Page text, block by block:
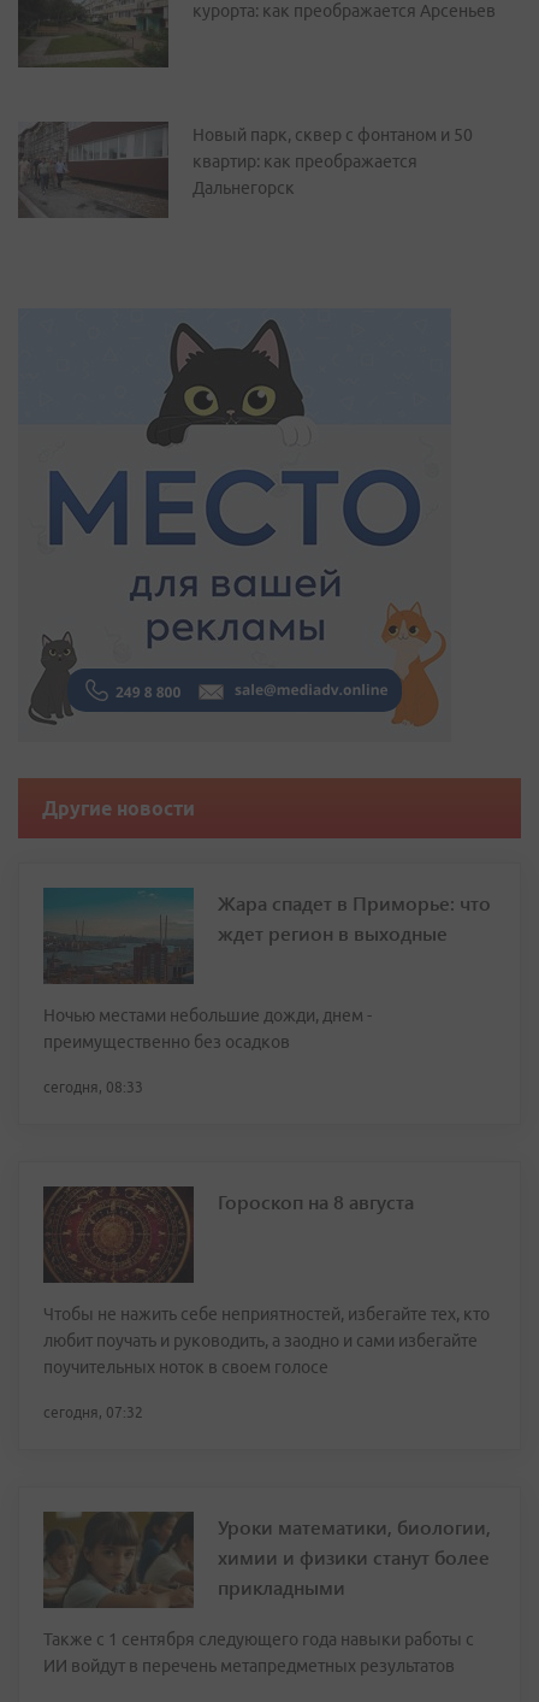
курорта: как преображается Арсеньев
Новый парк, сквер с фонтаном и 50
квартир: как преображается
Дальнегорск
Другие новости
Жара спадет в Приморье: что
ждет регион в выходные
Ночью местами небольшие дожди, днем -
преимущественно без осадков
сегодня, 08:33
Гороскоп на 8 августа
Чтобы не нажить себе неприятностей, избегайте тех, кто
любит поучать и руководить, а заодно и сами избегайте
поучительных ноток в своем голосе
сегодня, 07:32
Уроки математики, биологии,
химии и физики станут более
прикладными
Также с 1 сентября следующего года навыки работы с
ИИ войдут в перечень метапредметных результатов